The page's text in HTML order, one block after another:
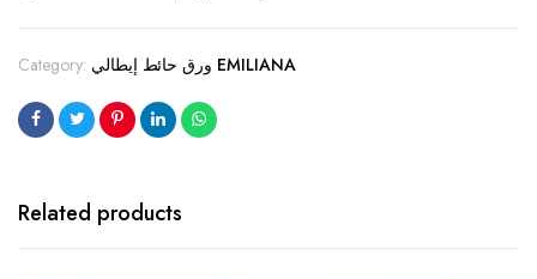
Category: ورق حائط إيطالي EMILIANA
Related products